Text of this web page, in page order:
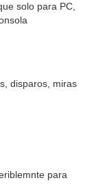
solo para PC,
disparos, miras
para